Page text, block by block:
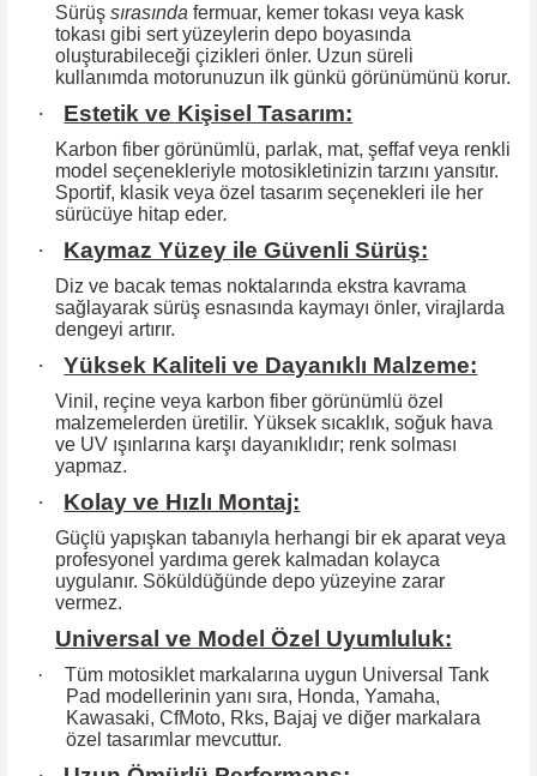
Sürüş sırasında fermuar, kemer tokası veya kask
tokası gibi sert yüzeylerin depo boyasında
oluşturabileceği çizikleri önler. Uzun süreli
kullanımda motorunuzun ilk günkü görünümünü korur.
· Estetik ve Kişisel Tasarım:
Karbon fiber görünümlü, parlak, mat, şeffaf veya renkli
model seçenekleriyle motosikletinizin tarzını yansıtır.
Sportif, klasik veya özel tasarım seçenekleri ile her
sürücüye hitap eder.
· Kaymaz Yüzey ile Güvenli Sürüş:
Diz ve bacak temas noktalarında ekstra kavrama
sağlayarak sürüş esnasında kaymayı önler, virajlarda
dengeyi artırır.
· Yüksek Kaliteli ve Dayanıklı Malzeme:
Vinil, reçine veya karbon fiber görünümlü özel
malzemelerden üretilir. Yüksek sıcaklık, soğuk hava
ve UV ışınlarına karşı dayanıklıdır; renk solması
yapmaz.
· Kolay ve Hızlı Montaj:
Güçlü yapışkan tabanıyla herhangi bir ek aparat veya
profesyonel yardıma gerek kalmadan kolayca
uygulanır. Söküldüğünde depo yüzeyine zarar
vermez.
Universal ve Model Özel Uyumluluk:
·
Tüm motosiklet markalarına uygun Universal Tank
Pad modellerinin yanı sıra, Honda, Yamaha,
Kawasaki, CfMoto, Rks, Bajaj ve diğer markalara
özel tasarımlar mevcuttur.